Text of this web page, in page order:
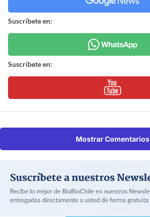
Suscríbete en:
Suscríbete en:
Mostrar Comentarios